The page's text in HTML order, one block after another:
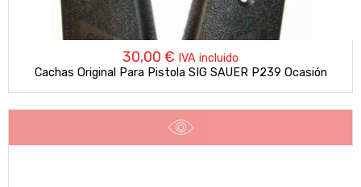
30,00 € IVA incluido
Cachas Original Para Pistola SIG SAUER P239 Ocasión